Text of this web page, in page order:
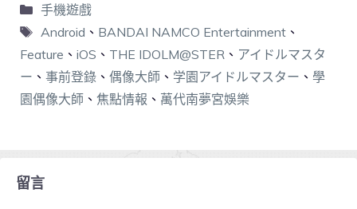
手機遊戲
Android 、 BANDAI NAMCO Entertainment、
Feature 、 iOS 、 THE IDOLM@STER 、 アイドルマスタ
ー 、 事前登錄 、 偶像大師 、 学園アイドルマスター 、 學
園偶像大師 、 焦點情報 、 萬代南夢宮娛樂
留言